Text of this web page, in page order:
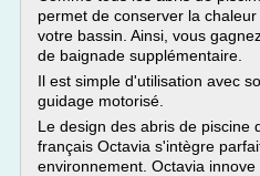
permet de conserver la
votre bassin. Ainsi, vous
de baignade supplémentaire.
Il est simple d'utilisation avec
guidage motorisé.
Le design des abris de piscine
français Octavia s'intègre
environnement. Octavia